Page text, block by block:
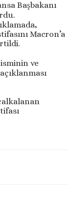
Başbakanı
Macron’a
ve